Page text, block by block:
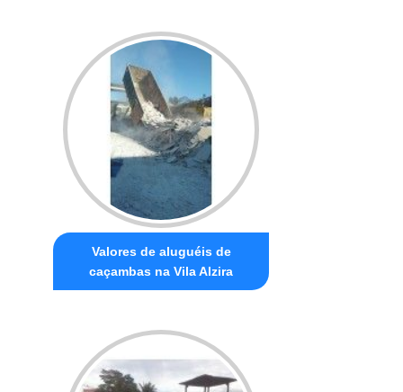
Valores de aluguéis de
caçambas na Vila Alzira